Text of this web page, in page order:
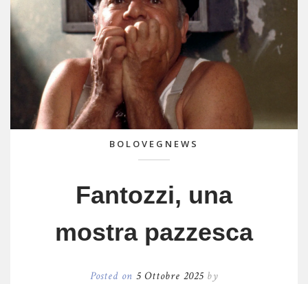
BOLOVEGNEWS
Fantozzi, una
mostra pazzesca
Posted on 5 Ottobre 2025 by